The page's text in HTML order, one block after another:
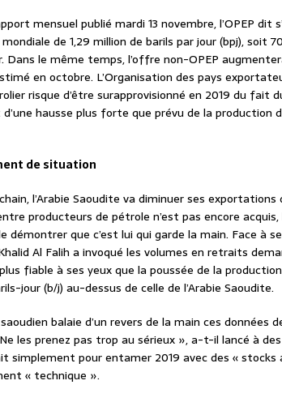
mensuel publié mardi 13 novembre, l’OPEP dit
de 1,29 million de barils par jour (bpj), soit
Dans le même temps, l’offre non-OPEP
en octobre. L’Organisation des pays
risque d’être surapprovisionné en 2019 du fait
hausse plus forte que prévu de la production
de situation
l’Arabie Saoudite va diminuer ses
producteurs de pétrole n’est pas encore
démontrer que c’est lui qui garde la main. Face à
Al Falih a invoqué les volumes en retraits
fiable à ses yeux que la poussée de la
jour (b/j) au-dessus de celle de l’Arabie Saoudite.
balaie d’un revers de la main ces données
Ne les prenez pas trop au sérieux », a-t-il lancé à
simplement pour entamer 2019 avec des « stocks
« technique ».